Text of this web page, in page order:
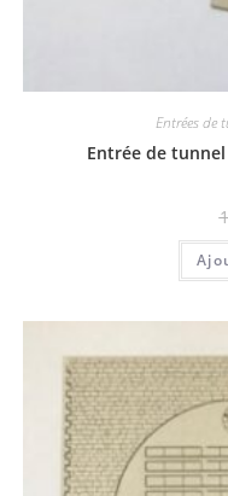
Entrées de
Entrée de